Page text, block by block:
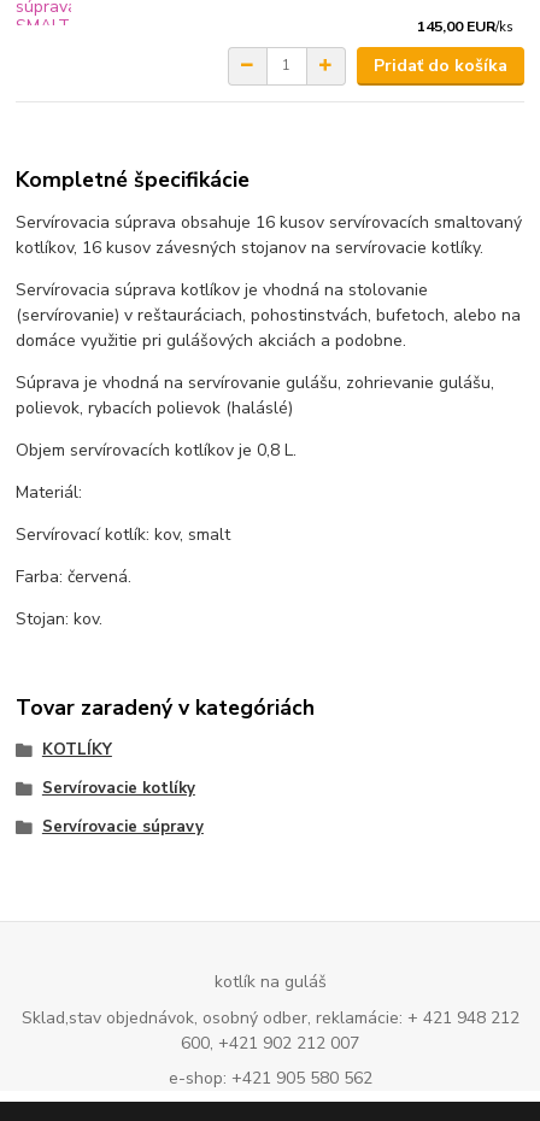
145,00 EUR/ks
Pridať do košíka
Kompletné špecifikácie
Servírovacia súprava obsahuje 16 kusov servírovacích smaltovaný
kotlíkov, 16 kusov závesných stojanov na servírovacie kotlíky.
Servírovacia súprava kotlíkov je vhodná na stolovanie
(servírovanie) v reštauráciach, pohostinstvách, bufetoch, alebo na
domáce využitie pri gulášových akciách a podobne.
Súprava je vhodná na servírovanie gulášu, zohrievanie gulášu,
polievok, rybacích polievok (haláslé)
Objem servírovacích kotlíkov je 0,8 L.
Materiál:
Servírovací kotlík: kov, smalt
Farba: červená.
Stojan: kov.
Tovar zaradený v kategóriách
KOTLÍKY
Servírovacie kotlíky
Servírovacie súpravy
kotlík na guláš
Sklad,stav objednávok, osobný odber, reklamácie: + 421 948 212
600, +421 902 212 007
e-shop: +421 905 580 562